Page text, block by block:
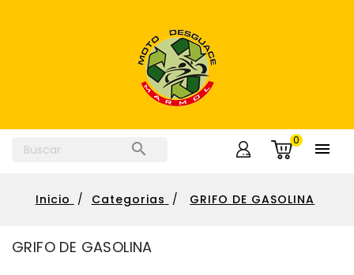
 
0
Inicio Categorias GRIFO DE GASOLINA
GRIFO DE GASOLINA